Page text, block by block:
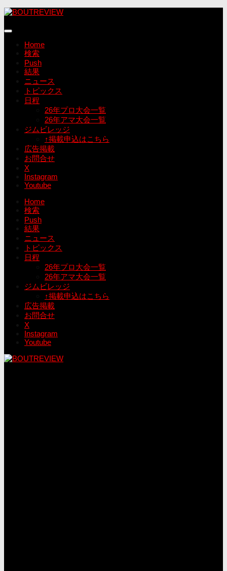
コ
テ
Home
検索
Push
結果
ニュース
トピックス
日程
26年プロ大会一覧
26年アマ大会一覧
ジムビレッジ
↑掲載申込はこちら
広告掲載
お問合せ
X
Instagram
Youtube
Home
検索
Push
結果
ニュース
トピックス
日程
26年プロ大会一覧
26年アマ大会一覧
ジムビレッジ
↑掲載申込はこちら
広告掲載
お問合せ
X
Instagram
Youtube